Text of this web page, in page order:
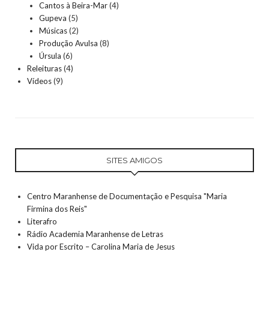
Cantos à Beira-Mar(4)
Gupeva (5)
Músicas(2)
Produção Avulsa (8)
Úrsula (6)
Releituras(4)
Vídeos(9)
SITES AMIGOS
Centro Maranhense de Documentação e Pesquisa "Maria
Firmina dos Reis"
Literafro
Rádio Academia Maranhense de Letras
Vida por Escrito – Carolina Maria de Jesus